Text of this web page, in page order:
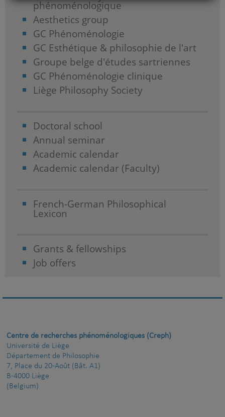
phénoménologique
Aesthetics group
GC Phénoménologie
GC Esthétique & philosophie de l'art
Groupe belge d'études sartriennes
GC Phénoménologie clinique
Liège Philosophy Society
Doctoral school
Annual seminar
Academic calendar
Academic calendar (Faculty)
French-German Philosophical
Lexicon
Grants & fellowships
Job offers
Centre de recherches phénoménologiques (Creph)
Université de Liège
Département de Philosophie
7, Place du 20-Août (Bât. A1)
B-4000 Liège
(Belgium)